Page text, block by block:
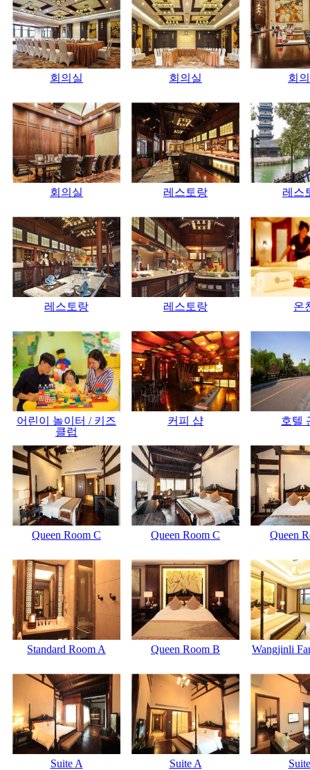
회의실 회의실 회
회의실 레스토랑 레스
레스토랑 레스토랑 온
어린이 놀이터 / 키즈
클럽
커피 샵 호텔
Queen Room C Queen Room C Queen
Standard Room A Queen Room B Wangjinli
Suite A Suite A